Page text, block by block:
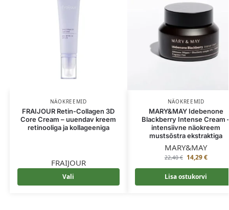
NÄOKREEMID
FRAIJOUR Retin-Collagen 3D
Core Cream – uuendav kreem
retinooliga ja kollageeniga
FRAIJOUR
Vali
NÄOKREEMID
MARY&MAY Idebenone
Blackberry Intense Cream
intensiivne näokreem
mustsõstra ekstraktiga
MARY&MAY
22,40€ 14,29€
Lisa ostukorvi